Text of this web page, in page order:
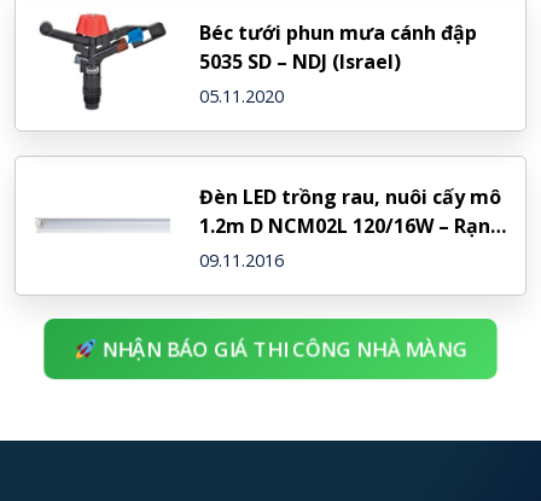
Béc tưới phun mưa cánh đập
5035 SD – NDJ (Israel)
05.11.2020
Đèn LED trồng rau, nuôi cấy mô
1.2m D NCM02L 120/16W – Rạng
Đông
09.11.2016
NHẬN BÁO GIÁ THI CÔNG NHÀ MÀNG